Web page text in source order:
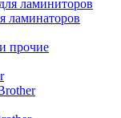
ламиниторов
ламинаторов
прочие